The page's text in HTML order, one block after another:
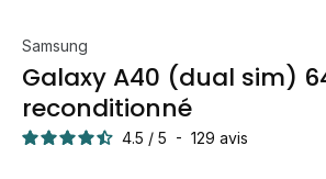
Samsung
Galaxy A40 (dual sim)
reconditionné
4.5 / 5 - 129 avis